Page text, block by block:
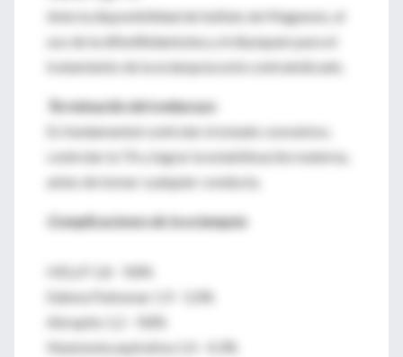
Ante la disponibilidad de Sulfato de Magnesio, el
uso de la difenilhidantoína y el diazepam para el
tratamiento de la eclampsia está contraindicado.
Terminación del embarazo
Es fundamental controlar el estado convulsivo,
controlar la TA y lograr la estabilización materna,
antes de tomar cualquier conducta.
Complicaciones de la eclampsia
HELLP 1,8 - 9,8%
Edema Pulmonar 1,9 - 5,0%
Abruptio 1,2 - 9,8%
Neumonía aspirativa 1,4 - 4,3%